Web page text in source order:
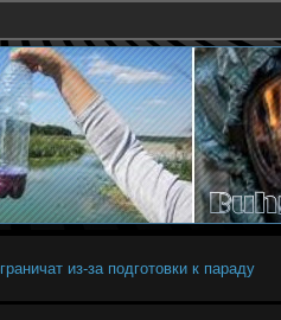
из-за подготовки к параду